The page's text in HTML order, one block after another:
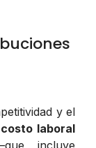
y el
costo laboral
incluye